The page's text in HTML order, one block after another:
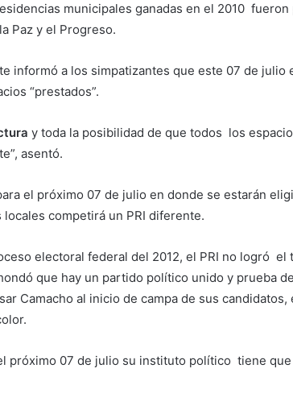
municipales ganadas en el 2010 fueron
Paz y el Progreso.
informó a los simpatizantes que este 07 de julio
“prestados”.
y toda la posibilidad de que todos los
asentó.
el próximo 07 de julio en donde se estarán
competirá un PRI diferente.
electoral federal del 2012, el PRI no logró el
que hay un partido político unido y prueba
Camacho al inicio de campa de sus
próximo 07 de julio su instituto político tiene